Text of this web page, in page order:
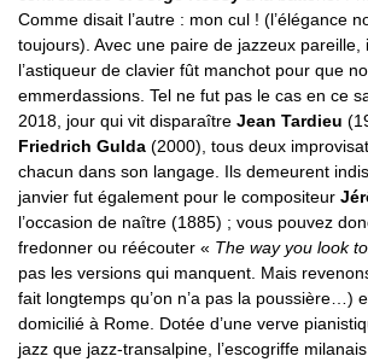
Comme disait l’autre : mon cul ! (l’élégance
toujours). Avec une paire de jazzeux pareille,
l’astiqueur de clavier fût manchot pour que
emmerdassions. Tel ne fut pas le cas en ce
2018, jour qui vit disparaître Jean Tardieu
Friedrich Gulda (2000), tous deux
chacun dans son langage. Ils demeurent
janvier fut également pour le compositeur
l’occasion de naître (1885) ; vous pouvez
fredonner ou réécouter « The way you look
pas les versions qui manquent. Mais
fait longtemps qu’on n’a pas la poussière…)
domicilié à Rome. Dotée d’une verve
jazz que jazz-transalpine, l’escogriffe